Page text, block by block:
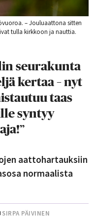
– Jouluaattona sitten
tulla kirkkoon ja nauttia.
seurakunta
kertaa – nyt
taas
syntyy
aattohartauksiin
normaalista
SIRPA PÄIVINEN